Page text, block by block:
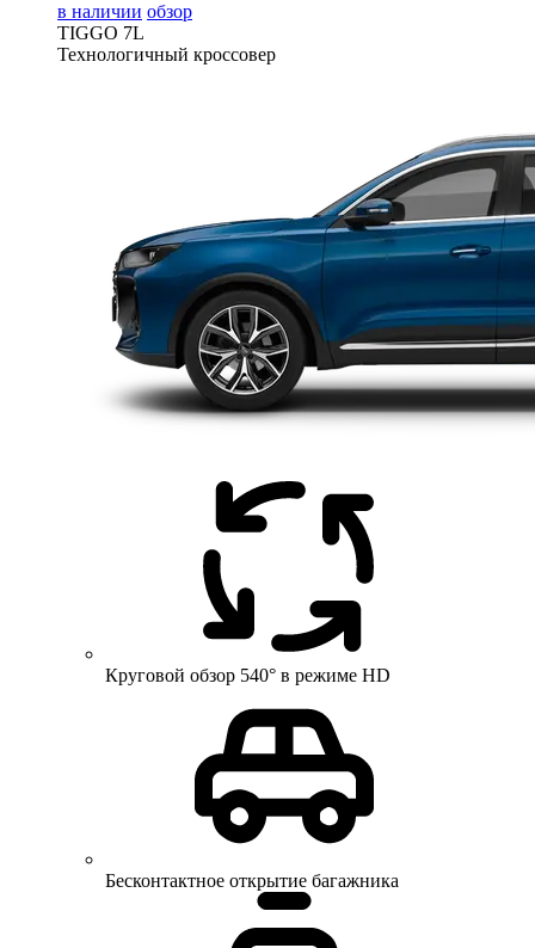
в наличии обзор
TIGGO 7L
Технологичный кроссовер
Круговой обзор 540° в режиме HD
Бесконтактное открытие багажника